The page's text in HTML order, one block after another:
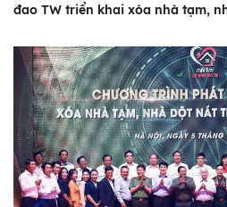
đao TW triển khai xóa nhà tạm,